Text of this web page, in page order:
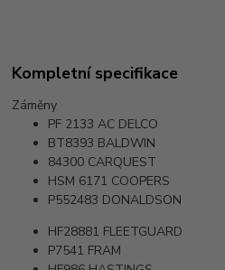
Kompletní specifikace
Záměny
PF 2133 AC DELCO
BT8393 BALDWIN
84300 CARQUEST
HSM 6171 COOPERS
P552483 DONALDSON
HF28881 FLEETGUARD
P7541 FRAM